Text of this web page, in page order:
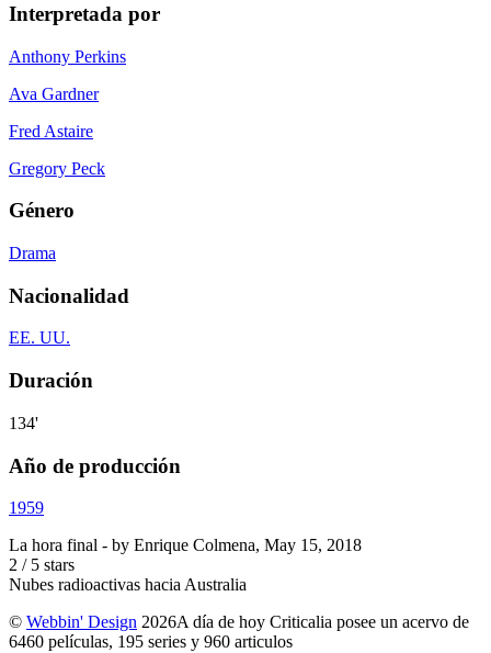
Interpretada por
Anthony Perkins
Ava Gardner
Fred Astaire
Gregory Peck
Género
Drama
Nacionalidad
EE. UU.
Duración
134'
Año de producción
1959
La hora final - by Enrique Colmena, May 15, 2018
2 / 5 stars
Nubes radioactivas hacia Australia
© Webbin' Design 2026A día de hoy Criticalia posee un acervo de
6460 películas, 195 series y 960 articulos